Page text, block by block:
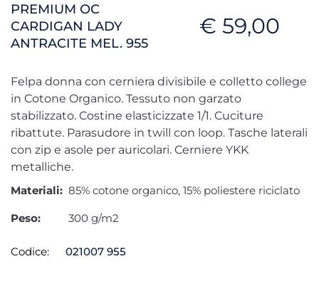
PREMIUM OC
CARDIGAN LADY
ANTRACITE MEL. 955
€ 59,00
Felpa donna con cerniera divisibile e colletto college
in Cotone Organico. Tessuto non garzato
stabilizzato. Costine elasticizzate 1/1. Cuciture
ribattute. Parasudore in twill con loop. Tasche laterali
con zip e asole per auricolari. Cerniere YKK
metalliche.
Materiali: 85% cotone organico, 15% poliestere riciclato
Peso: 300 g/m2
Codice: 021007 955